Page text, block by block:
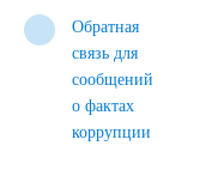
Обратная
связь для
сообщений
о фактах
коррупции